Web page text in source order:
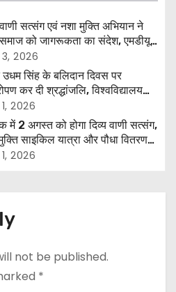
सत्संग एवं नशा मुक्ति अभियान ने
समाज को जागरूकता का संदेश, एमडीयू
में हजारों लोगों ने लिया संकल्प
2026
उधम सिंह के बलिदान दिवस पर
कर दी श्रद्धांजलि, विश्वविद्यालय
अवकाश बहाल करने की उठी
2026
में 2 अगस्त को होगा दिव्य वाणी सत्संग,
साइकिल यात्रा और पौधा वितरण
2026
not be published.
*